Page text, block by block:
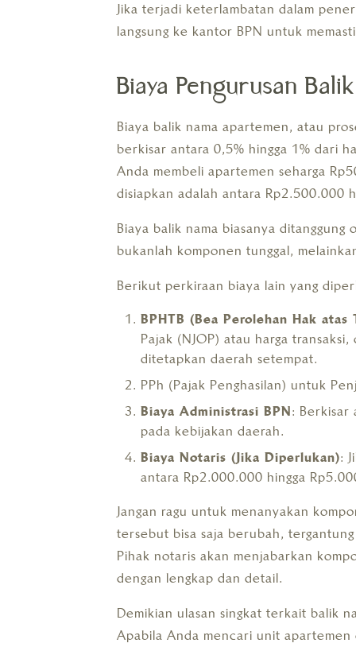
Jika terjadi keterlambatan dalam
langsung ke kantor BPN untuk
Biaya Pengurusan
Biaya balik nama apartemen, atau
berkisar antara 0,5% hingga 1% dari
Anda membeli apartemen seharga
disiapkan adalah antara Rp2.500.000
Biaya balik nama biasanya
bukanlah komponen tunggal,
Berikut perkiraan biaya lain yang
BPHTB (Bea Perolehan Hak atas
Pajak (NJOP) atau harga
ditetapkan daerah setempat.
PPh (Pajak Penghasilan) untuk
Biaya Administrasi BPN: Berkisar
pada kebijakan daerah.
Biaya Notaris (Jika Diperlukan):
antara Rp2.000.000 hingga
Jangan ragu untuk menanyakan
tersebut bisa saja berubah,
Pihak notaris akan menjabarkan
dengan lengkap dan detail.
Demikian ulasan singkat terkait balik
Apabila Anda mencari unit apartemen